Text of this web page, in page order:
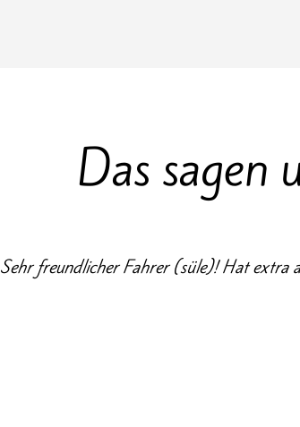
Das sagen
Sehr freundlicher Fahrer (süle)! Hat extra